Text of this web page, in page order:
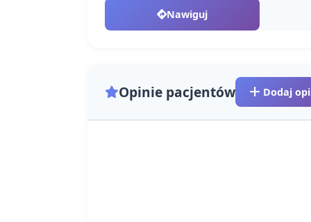
Nawiguj
Opinie pacjentów Dodaj